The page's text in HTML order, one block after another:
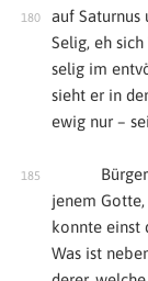
auf Saturnus
Selig, eh
selig im
sieht er in
ewig nur –
jenem
konnte einst
Was ist